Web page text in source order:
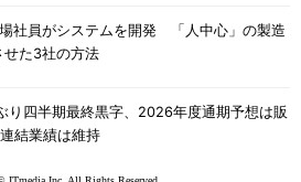
社員がシステムを開発 「人中心」の製造
せた3社の方法
り四半期最終黒字、2026年度通期予想は販
結業績は維持